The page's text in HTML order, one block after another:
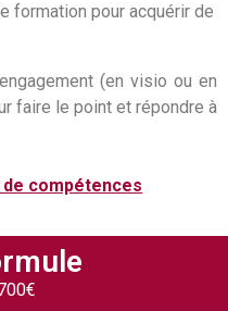
formation pour acquérir de
(en visio ou en
faire le point et répondre à
de compétences